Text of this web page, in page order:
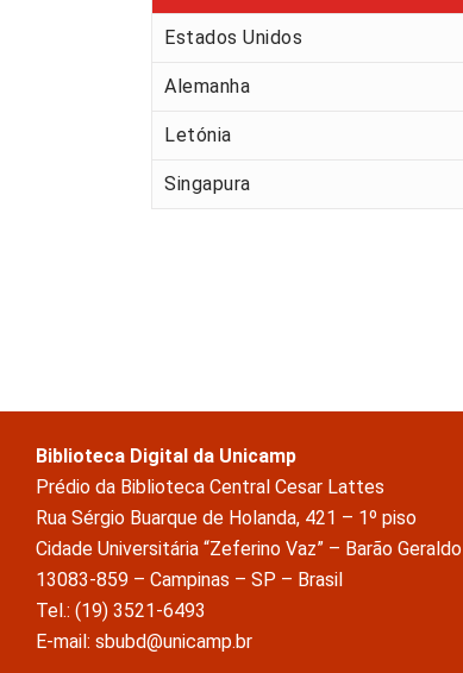
Estados Unidos
Alemanha
Letónia
Singapura
Biblioteca Digital da Unicamp
Prédio da Biblioteca Central Cesar Lattes
Rua Sérgio Buarque de Holanda, 421 – 1º piso
Cidade Universitária “Zeferino Vaz” – Barão Geraldo
13083-859 – Campinas – SP – Brasil
Tel.: (19) 3521-6493
E-mail: sbubd@unicamp.br